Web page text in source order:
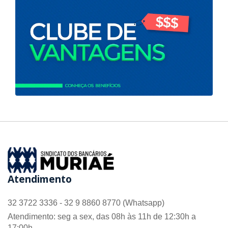
Atendimento
32 3722 3336 - 32 9 8860 8770 (Whatsapp)
Atendimento: seg a sex, das 08h às 11h de 12:30h a